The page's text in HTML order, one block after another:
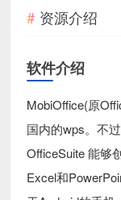
资源介绍
软件介绍
MobiOffice(原
国内的wps。不
OfficeSuite 能够
Excel和